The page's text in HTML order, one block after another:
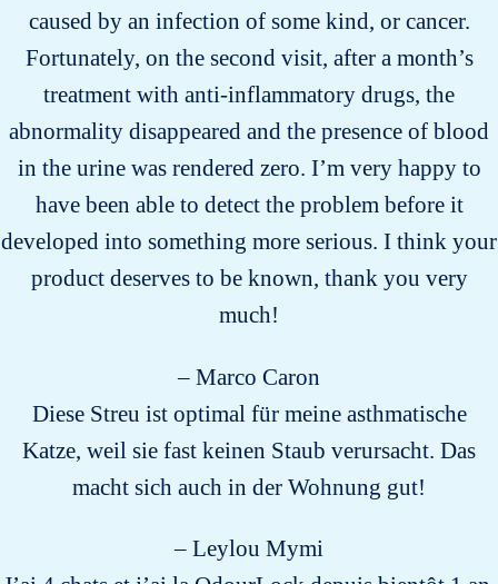
caused by an infection of some kind, or cancer.
Fortunately, on the second visit, after a month’s
treatment with anti-inflammatory drugs, the
abnormality disappeared and the presence of blood
in the urine was rendered zero. I’m very happy to
have been able to detect the problem before it
developed into something more serious. I think your
product deserves to be known, thank you very
much!
– Marco Caron
Diese Streu ist optimal für meine asthmatische
Katze, weil sie fast keinen Staub verursacht. Das
macht sich auch in der Wohnung gut!
– Leylou Mymi